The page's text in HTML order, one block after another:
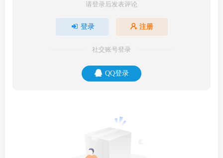
请登录后发表评论
登录 注册
社交账号登录
QQ登录